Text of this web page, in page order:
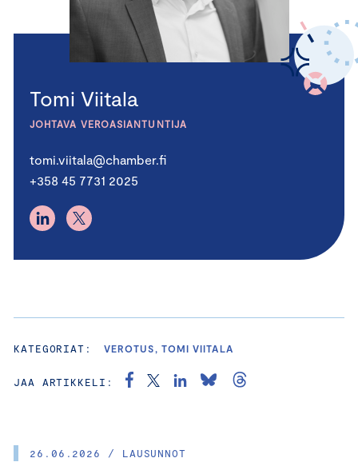
26.06.2026 / LAUSUNNOT
Tomi Viitala
JOHTAVA VEROASIANTUNTIJA
tomi.viitala@chamber.fi
+358 45 7731 2025
KATEGORIAT: VEROTUS, TOMI VIITALA
JAA ARTIKKELI: